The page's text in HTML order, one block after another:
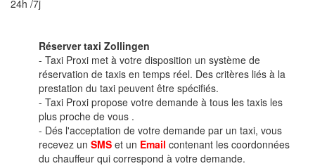
24h /7j
Réserver taxi Zollingen
- Taxi Proxi met à votre disposition un système de
réservation de taxis en temps réel. Des critères liés à la
prestation du taxi peuvent être spécifiés.
- Taxi Proxi propose votre demande à tous les taxis les
plus proche de vous .
- Dés l'acceptation de votre demande par un taxi, vous
recevez un SMS et un Email contenant les coordonnées
du chauffeur qui correspond à votre demande.